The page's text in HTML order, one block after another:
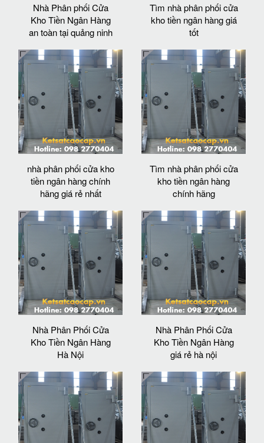
Nhà Phân phối Cửa
Kho Tiền Ngân Hàng
an toàn tại quảng ninh
Tìm nhà phân phối cửa
kho tiền ngân hàng giá
tốt
nhà phân phối cửa kho
tiền ngân hàng chính
hãng giá rẻ nhất
Tìm nhà phân phối cửa
kho tiền ngân hàng
chính hãng
Nhà Phân Phối Cửa
Kho Tiền Ngân Hàng
Hà Nội
Nhà Phân Phối Cửa
Kho Tiền Ngân Hàng
giá rẻ hà nội